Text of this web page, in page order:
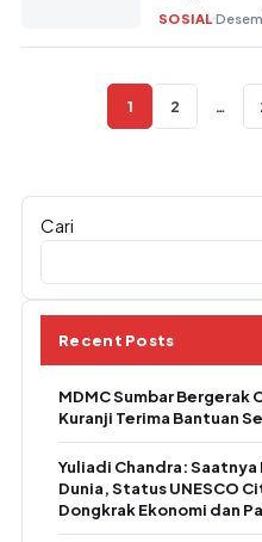
SOSIAL
1 2 …
Cari
Recent Posts
MDMC Sumbar Bergerak
Kuranji Terima Bantuan
Yuliadi Chandra:
Dunia, Status UNESCO
Dongkrak Ekonomi dan